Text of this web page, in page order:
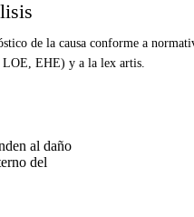
de la causa conforme a
EHE) y a la lex artis.
al daño
del